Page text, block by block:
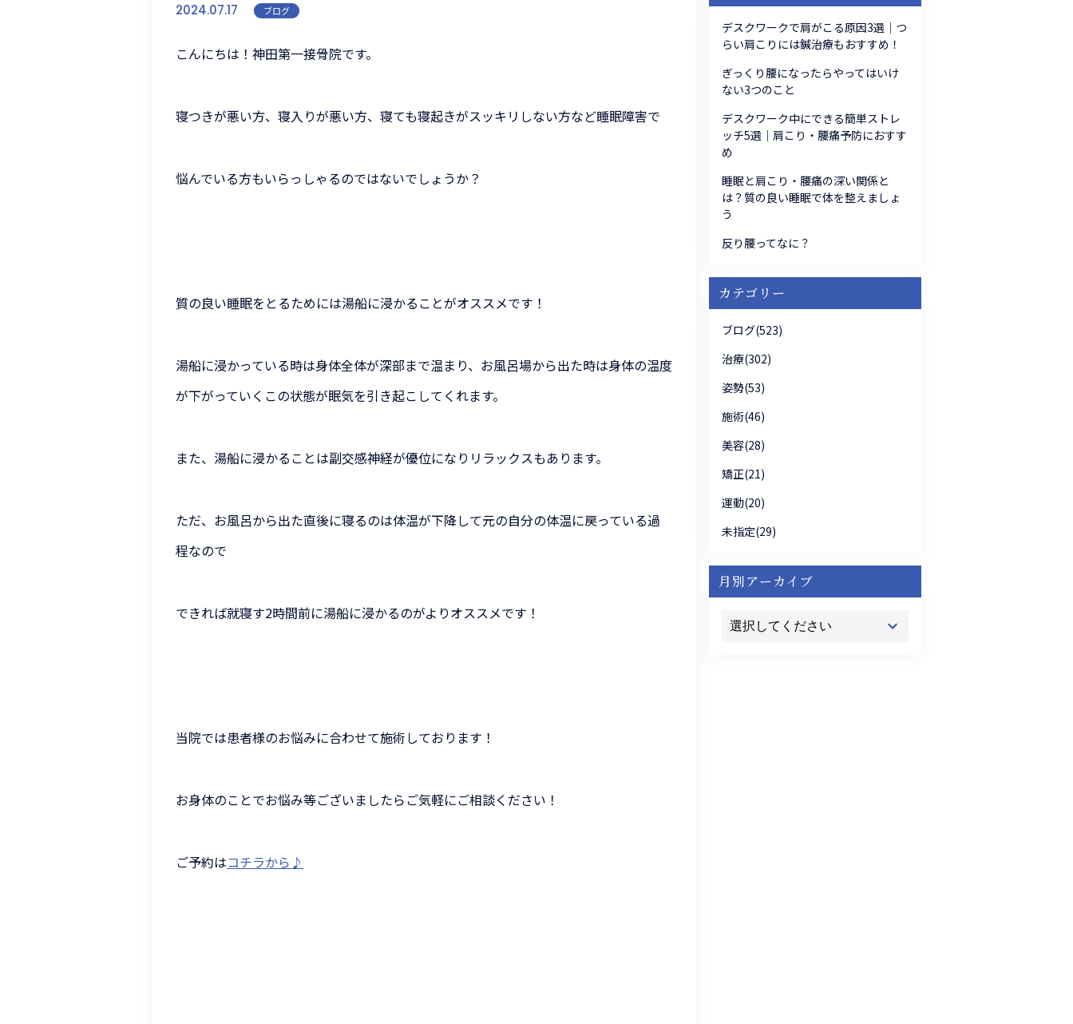
2024.07.17 ブログ
こんにちは！ 神田第一接骨院です。
寝つきが悪い方、寝入りが悪い方、寝ても寝起きがスッキリしない方など睡眠障害で
悩んでいる方もいらっしゃるのではないでしょうか？
質の良い睡眠をとるためには湯船に浸かることがオススメです！
湯船に浸かっている時は身体全体が深部まで温まり、 お風呂場から出た時は身体の温度
が下がっていくこの状態が眠気を引き起こしてくれます。
また、湯船に浸かることは副交感神経が優位になりリラックスもあります。
ただ、お風呂から出た直後に寝るのは体温が下降して元の自分の体温に戻っている過
程なので
できれば就寝す2時間前に湯船に浸かるのがよりオススメです！
当院では患者様のお悩みに合わせて施術しております！
お身体のことでお悩み等ございましたらご気軽にご相談ください！
ご予約はコチラから♪
デスクワークで肩がこる原因3選｜つ
らい肩こりには鍼治療もおすすめ！
ぎっくり腰になったらやってはいけ
ない3つのこと
デスクワーク中にできる簡単ストレ
ッチ5選｜肩こり・腰痛予防におすす
め
睡眠と肩こり・腰痛の深い関係と
は？質の良い睡眠で体を整えましょ
う
反り腰ってなに？
カテゴリー
ブログ(523)
治療(302)
姿勢(53)
施術(46)
美容(28)
矯正(21)
運動(20)
未指定(29)
月別アーカイブ